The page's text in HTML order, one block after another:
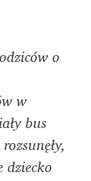
o
w
bus
dziecko